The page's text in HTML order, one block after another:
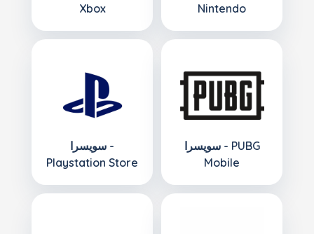
Xbox
Nintendo
سويسرا -
Playstation Store
سويسرا - PUBG
Mobile